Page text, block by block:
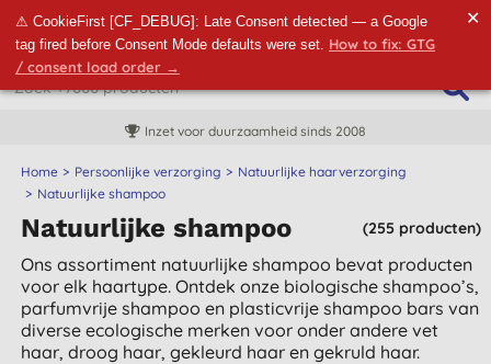
⚠ CookieFirst [CF_DEBUG]: Late Consent detected — a Google
tag fired before Consent Mode defaults were set. How to fix: GTG
/ consent load order →
✕
Inzet voor duurzaamheid sinds 2008
Home Persoonlijke verzorging
Natuurlijke haarverzorging
Natuurlijke shampoo
(255 producten)
Natuurlijke shampoo
Ons assortiment natuurlijke shampoo bevat producten
voor elk haartype. Ontdek onze biologische shampoo’s,
parfumvrije shampoo en plasticvrije shampoo bars van
diverse ecologische merken voor onder andere vet
haar, droog haar, gekleurd haar en gekruld haar.